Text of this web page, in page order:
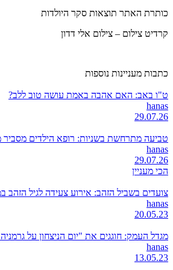
כותרת האתר תוצאות סקר היולדות
קרדיט צילום – צילום אלי דדון
כתבות מעניינות נוספות
ט"ו באב: האם אהבה באמת עושה טוב ללב?
hanas
29.07.26
טביעה מתרחשת בשניות: רופא הילדים
hanas
29.07.26
הכי מעניין
צועדים בשביל הזהב: אירוע צעידה לגיל הזהב
hanas
20.05.23
מגדל העמק: חוגגים את "יום הניצחון על
hanas
13.05.23